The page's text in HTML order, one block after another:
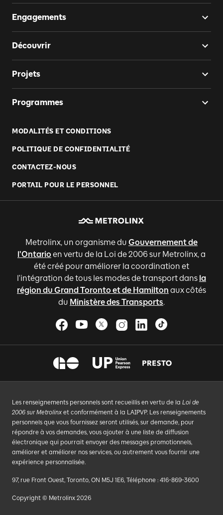
Engagements
Découvrir
Projets
Programmes
MODALITÉS ET CONDITIONS
POLITIQUE DE CONFIDENTIALITÉ
CONTACTEZ-NOUS
PORTAIL POUR LE PERSONNEL
Metrolinx, un organisme du Gouvernement de
l'Ontario en vertu de la Loi de 2006 sur Metrolinx, a
été créé pour améliorer la coordination et
l'intégration de tous les modes de transport dans la
région du Grand Toronto et de Hamilton aux côtés
du Ministère des Transports.
Les renseignements personnels sont recueillis en vertu de la Loi de
2006 sur Metrolinx et conformément à la LAIPVP. Les renseignements
personnels que vous fournissez seront utilisés, sur demande, pour
répondre à vos demandes, vous ajouter à une liste de diffusion
électronique qui pourrait envoyer des messages promotionnels,
améliorer et améliorer nos services, ou autrement vous fournir une
expérience personnalisée.
97, rue Front Ouest, Toronto, ON M5J 1E6, Téléphone : 416-869-3600
Copyright © Metrolinx 2026